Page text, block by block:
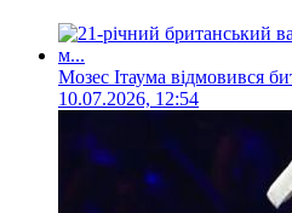
Мозес Ітаума відмовився
10.07.2026, 12:54